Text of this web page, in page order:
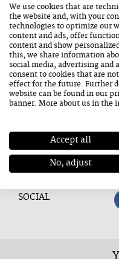
Informationen
TAGS
SOCIAL
We use cookies that are
the website and, with your
technologies to optimize our
content and ads, offer
content and show
this, we share information
social media, advertising and
consent to cookies that are
effect for the future. Further
website can be found in our
banner. More about us in the
Accept all
No, adjust